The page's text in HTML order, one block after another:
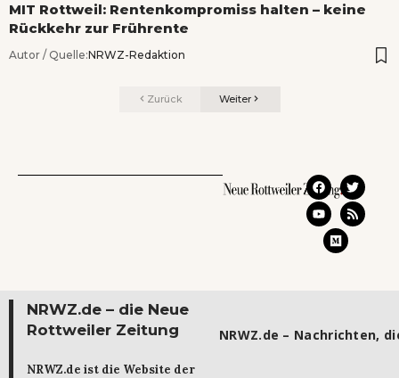
MIT Rottweil: Rentenkompromiss halten – keine
Rückkehr zur Frührente
Autor / Quelle:NRWZ-Redaktion
Zurück Weiter
NRWZ.de – die Neue
Rottweiler Zeitung
NRWZ.de ist die Website der
NRWZ.de – Nachrichten,